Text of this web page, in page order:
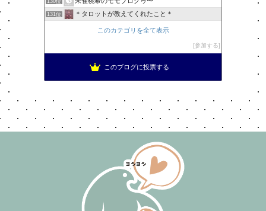
131位 ＊タロットが教えてくれたこと＊
このカテゴリを全て表示
参加する
このブログに投票する